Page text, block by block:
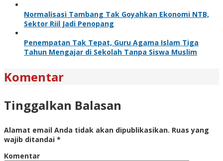
Normalisasi Tambang Tak Goyahkan Ekonomi NTB,
Sektor Riil Jadi Penopang
Penempatan Tak Tepat, Guru Agama Islam Tiga
Tahun Mengajar di Sekolah Tanpa Siswa Muslim
Komentar
Tinggalkan Balasan
Alamat email Anda tidak akan dipublikasikan. Ruas yang
wajib ditandai *
Komentar